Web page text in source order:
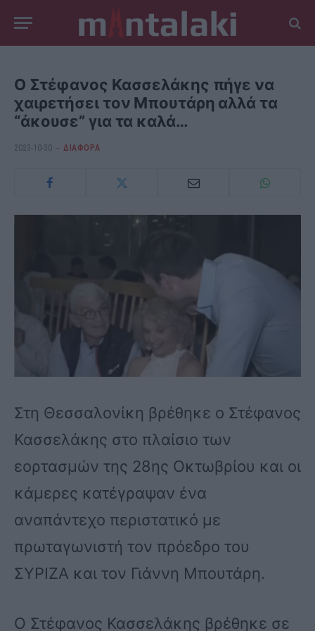
Ο Στέφανος Κασσελάκης πήγε να
χαιρετήσει τον Μπουτάρη αλλά τα
“άκουσε” για τα καλά…
2023-10-30 ΔΙΆΦΟΡΑ
Στη Θεσσαλονίκη βρέθηκε ο Στέφανος
Κασσελάκης στο πλαίσιο των
εορτασμών της 28ης Οκτωβρίου και οι
κάμερες κατέγραψαν ένα
αναπάντεχο περιστατικό με
πρωταγωνιστή τον πρόεδρο του
ΣΥΡΙΖΑ και τον Γιάννη Μπουτάρη.
Ο Στέφανος Κασσελάκης βρέθηκε σε